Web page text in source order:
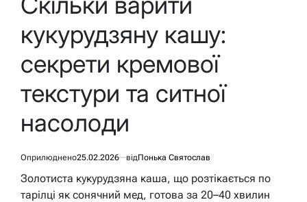
кукурудзяну кашу:
секрети кремової
текстури та ситної
насолоди
Оприлюднено25.02.2026 відПонька Святослав
Золотиста кукурудзяна каша, що розтікається по
тарілці як сонячний мед, готова за 20–40 хвилин